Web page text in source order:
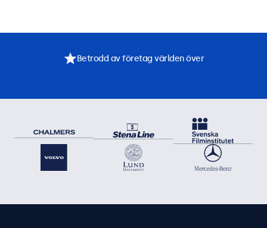
Betrodd av företag världen över